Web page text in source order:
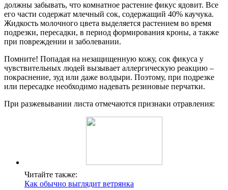
должны забывать, что комнатное растение фикус ядовит. Все
его части содержат млечный сок, содержащий 40% каучука.
Жидкость молочного цвета выделяется растением во время
подрезки, пересадки, в период формирования кроны, а также
при повреждении и заболевании.
Помните! Попадая на незащищенную кожу, сок фикуса у
чувствительных людей вызывает аллергическую реакцию –
покраснение, зуд или даже волдыри. Поэтому, при подрезке
или пересадке необходимо надевать резиновые перчатки.
При разжевывании листа отмечаются признаки отравления:
Читайте также:
Как обычно выглядит ветрянка